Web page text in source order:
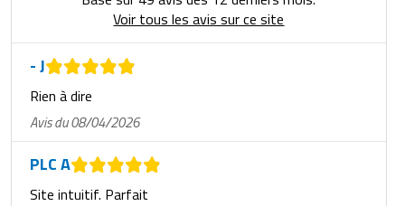
Voir tous les avis sur ce site
- J
Rien à dire
Avis du 08/04/2026
PLC A
Site intuitif. Parfait